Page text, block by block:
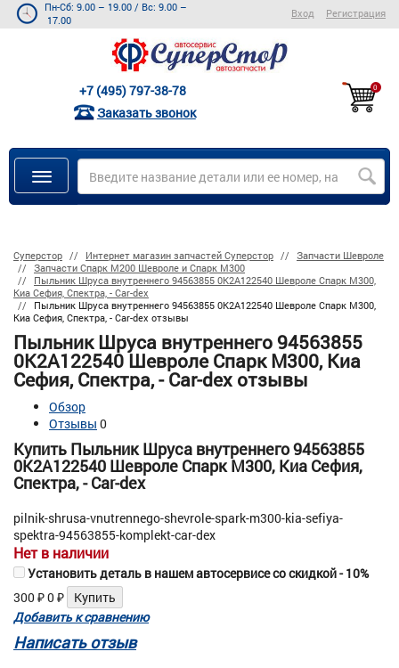
Пн-Сб: 9.00 – 19.00 / Вс: 9.00 –
17.00
Вход Регистрация
+7 (495) 797-38-78
Заказать звонок
0
Суперстор Интернет магазин запчастей Суперстор
Запчасти Шевроле
Запчасти Спарк M200 Шевроле и Спарк M300
Пыльник Шруса внутреннего 94563855 0K2A122540 Шевроле Спарк М300,
Киа Сефия, Спектра, - Car-dex
Пыльник Шруса внутреннего 94563855 0K2A122540 Шевроле Спарк М300,
Киа Сефия, Спектра, - Car-dex отзывы
Пыльник Шруса внутреннего 94563855
0K2A122540 Шевроле Спарк М300, Киа
Сефия, Спектра, - Car-dex отзывы
Обзор
Отзывы 0
Купить Пыльник Шруса внутреннего 94563855
0K2A122540 Шевроле Спарк М300, Киа Сефия,
Спектра, - Car-dex
pilnik-shrusa-vnutrennego-shevrole-spark-m300-kia-sefiya-
spektra-94563855-komplekt-car-dex
Нет в наличии
Установить деталь в нашем автосервисе со скидкой - 10%
300₽0₽
Добавить к сравнению
Написать отзыв